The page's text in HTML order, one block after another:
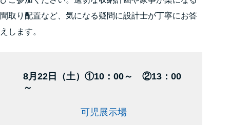
間取り配置など、気になる疑問に設計士が丁寧にお答
えします。
8月22日（土）①10：00～ ②13：00
～
可児展示場